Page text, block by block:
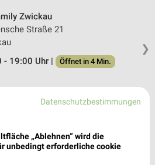
❯
Zwickau
Straße 21
- 19:00 Uhr |
Öffnet in 4 Min.
Werdau
Datenschutzbestimmungen
„Ablehnen“ wird die
unbedingt erforderliche cookie